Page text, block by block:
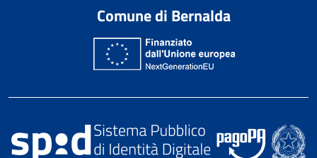
Comune di Bernalda